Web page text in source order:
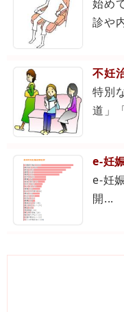
始め
診や
不妊
特別
道」
e-妊
e-妊
開...